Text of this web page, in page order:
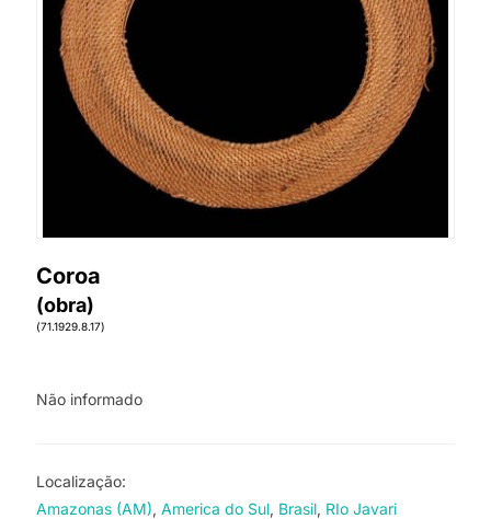
Coroa
(obra)
(71.1929.8.17)
Não informado
Localização:
Amazonas (AM) America do Sul Brasil RIo Javari